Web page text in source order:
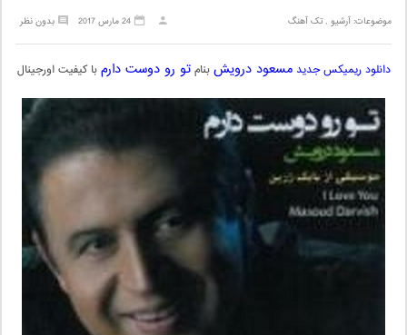
موضوعات:آرشیو ,تک آهنگ بدون نظر 24 مارس 2017
دانلود ریمیکس جدید مسعود درویشبنامتو رو دوست دارمبا کیفیت اورجینال